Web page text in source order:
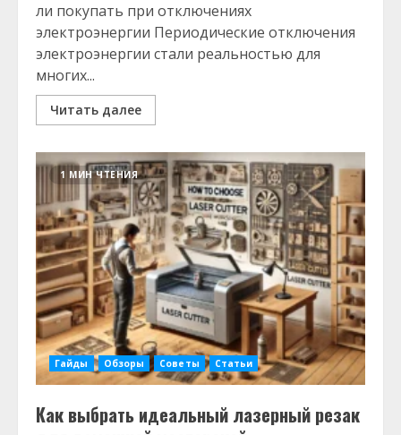
ли покупать при отключениях
электроэнергии Периодические отключения
электроэнергии стали реальностью для
многих...
Читать далее
1 МИН ЧТЕНИЯ
Гайды Обзоры Советы Статьи
Как выбрать идеальный лазерный резак